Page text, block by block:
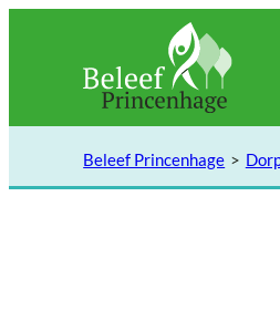
inhoud
Beleef Princenhage